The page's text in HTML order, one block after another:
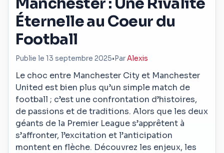
Éternelle au Coeur du
Football
Publie le 13 septembre 2025• ParAlexis
Le choc entre Manchester City et Manchester
United est bien plus qu’un simple match de
football ; c’est une confrontation d’histoires,
de passions et de traditions. Alors que les deux
géants de la Premier League s’apprêtent à
s’affronter, l’excitation et l’anticipation
montent en flèche. Découvrez les enjeux, les